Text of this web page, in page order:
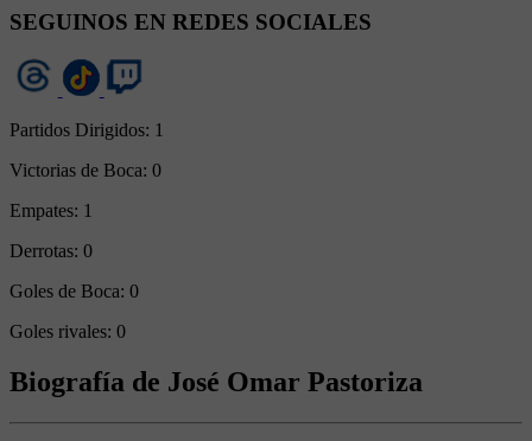
SEGUINOS EN REDES SOCIALES
Partidos Dirigidos: 1
Victorias de Boca: 0
Empates: 1
Derrotas: 0
Goles de Boca: 0
Goles rivales: 0
Biografía de José Omar Pastoriza